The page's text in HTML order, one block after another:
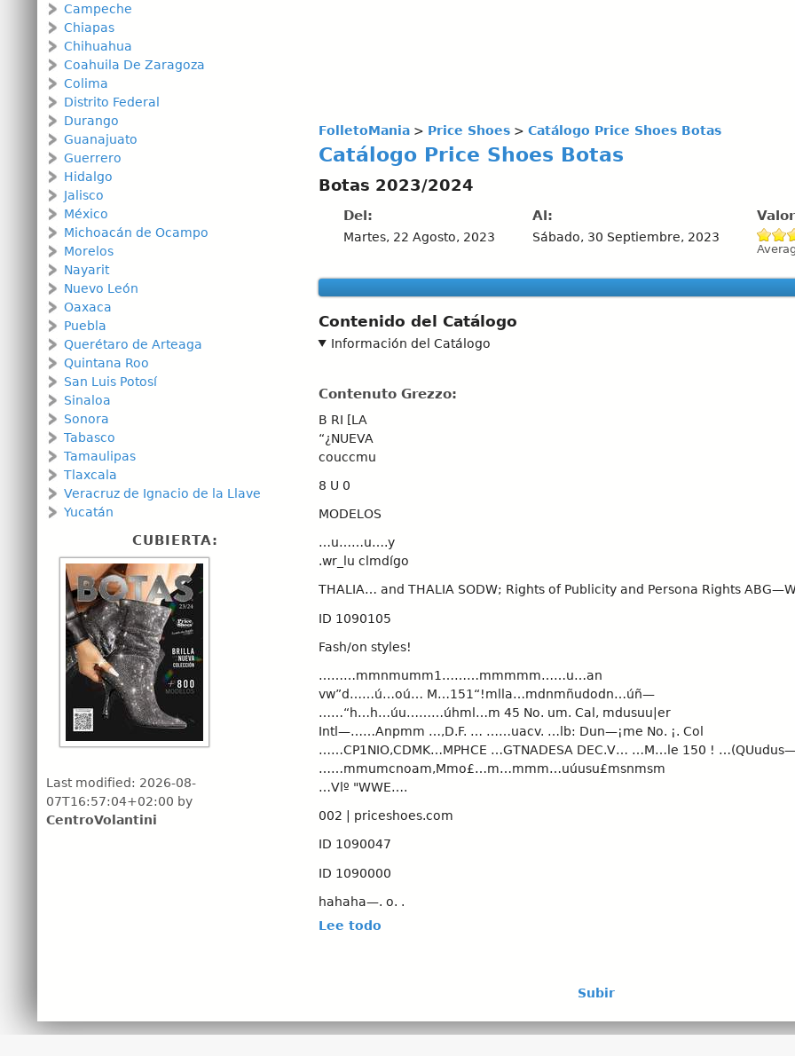
FolletoMania> Price Shoes> Catálogo Price Shoes Botas
Catálogo Price Shoes Botas
Botas 2023/2024
Del:
Martes, 22 Agosto, 2023
Al:
Sábado, 30 Septiembre, 2023
Contenido del Catálogo
Información del Catálogo
Contenuto Grezzo:
B RI [LA
“¿NUEVA
couccmu
8 U 0
MODELOS
…u……u….y
.wr_lu clmdígo
THALIA… and THALIA SODW; Rights of Publicity and Persona Rights
ID 1090105
Fash/on styles!
………mmnmumm1………mmmmm……u…an
vw”d……ú…oú… M…151“!mlla…mdnmñudodn…úñ—
……“h…h…úu………úhml…m 45 No. um. Cal, mdusuu|er
Intl—……Anpmm …,D.F. … ……uacv. …lb: Dun—¡me No. ¡. Col
……CP1NIO,CDMK…MPHCE …GTNADESA DEC.V… …M…le 150 !
……mmumcnoam,Mmo£…m…mmm…uúusu£msnmsm
…Vlº "WWE….
002 | priceshoes.com
ID 1090047
ID 1090000
hahaha—. o. .
==….w ……—>OQ
THALIA SODI TH-O'I
Lee todo
Campeche
Chiapas
Chihuahua
Coahuila De Zaragoza
Colima
Distrito Federal
Durango
Guanajuato
Guerrero
Hidalgo
Jalisco
México
Michoacán de Ocampo
Morelos
Nayarit
Nuevo León
Oaxaca
Puebla
Querétaro de Arteaga
Quintana Roo
San Luis Potosí
Sinaloa
Sonora
Tabasco
Tamaulipas
Tlaxcala
Veracruz de Ignacio de la Llave
Yucatán
CUBIERTA:
Last modified: 2026-08-
07T16:57:04+02:00 by
CentroVolantini
Subir